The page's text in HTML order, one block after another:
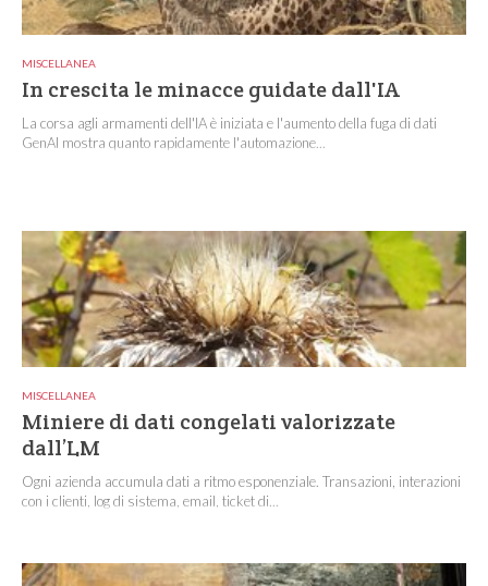
MISCELLANEA
In crescita le minacce guidate dall'IA
La corsa agli armamenti dell'IA è iniziata e l'aumento della fuga di dati
GenAI mostra quanto rapidamente l'automazione...
MISCELLANEA
Miniere di dati congelati valorizzate
dall’LM
Ogni azienda accumula dati a ritmo esponenziale. Transazioni, interazioni
con i clienti, log di sistema, email, ticket di...